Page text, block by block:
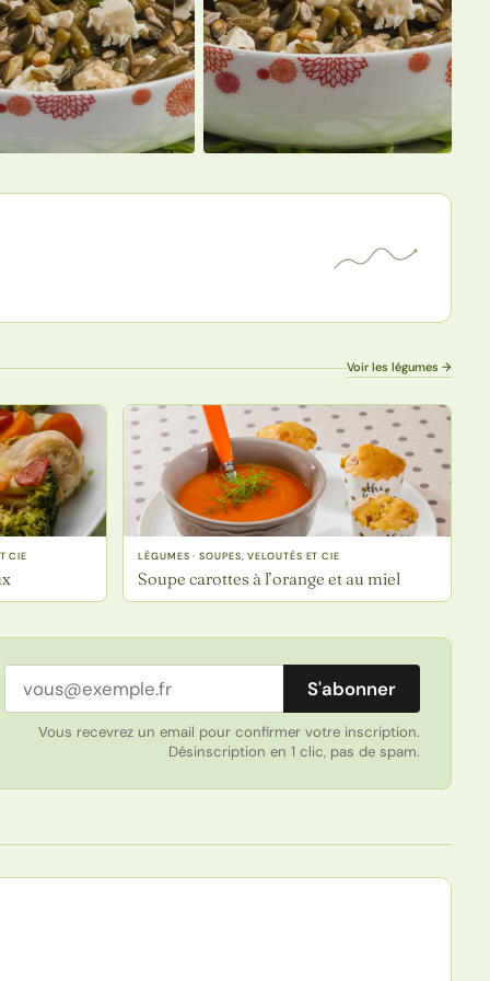
Voir les légumes →
CIE LÉGUMES · SOUPES, VELOUTÉS ET CIE
Soupe carottes à l’orange et au miel
Adresse email S'abonner
Vous recevrez un email pour confirmer votre inscription.
Désinscription en 1 clic, pas de spam.